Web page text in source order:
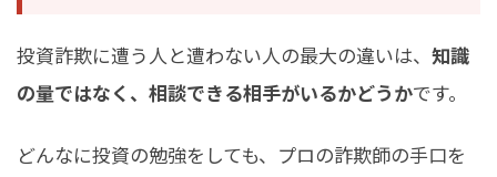
投資詐欺に遭う人と遭わない人の最大の違いは、 知識
の量ではなく、相談できる相手がいるかどうかです。
どんなに投資の勉強をしても、プロの詐欺師の手口を